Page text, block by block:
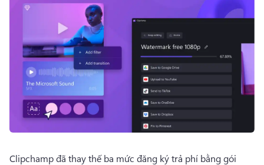
Clipchamp đã thay thế ba mức đăng ký trả phí bằng gói